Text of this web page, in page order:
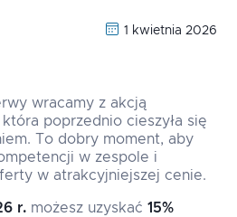
1 kwietnia 2026
wracamy z akcją
która poprzednio cieszyła się
To dobry moment, aby
w zespole i
w atrakcyjniejszej cenie.
r. możesz uzyskać15%